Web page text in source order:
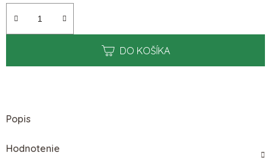
DO KOŠÍKA
Popis
Hodnotenie